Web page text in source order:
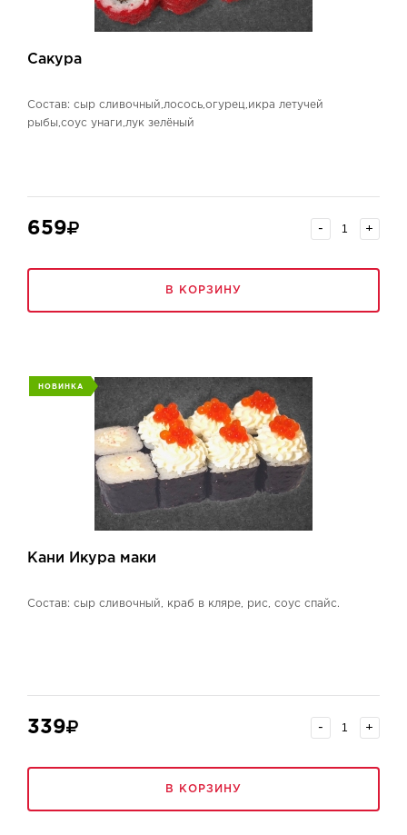
Сакура
Состав: сыр сливочный,лосось,огурец,икра летучей
рыбы,соус унаги,лук зелёный
659 - +
В КОРЗИНУ
НОВИНКА
Кани Икура маки
Состав: сыр сливочный, краб в кляре, рис, соус спайс.
339 - +
В КОРЗИНУ